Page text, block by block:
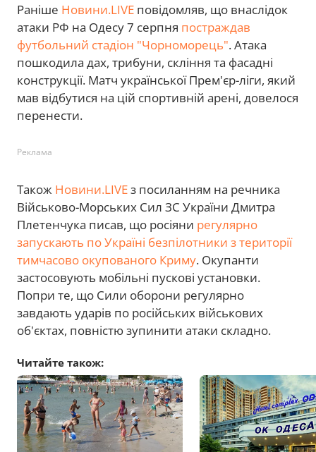
Раніше Новини.LIVE повідомляв, що внаслідок
атаки РФ на Одесу 7 серпня постраждав
футбольний стадіон "Чорноморець". Атака
пошкодила дах, трибуни, скління та фасадні
конструкції. Матч української Прем'єр-ліги, який
мав відбутися на цій спортивній арені, довелося
перенести.
Реклама
Також Новини.LIVEз посиланням на речника
Військово-Морських Сил ЗС України Дмитра
Плетенчука писав, що росіяни регулярно
запускають по Україні безпілотники з території
тимчасово окупованого Криму. Окупанти
застосовують мобільні пускові установки.
Попри те, що Сили оборони регулярно
завдають ударів по російських військових
об'єктах, повністю зупинити атаки складно.
Читайте також: